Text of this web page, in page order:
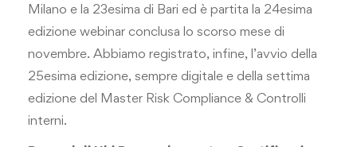
Milano e la 23esima di Bari ed è partita la 24esima
edizione webinar conclusa lo scorso mese di
novembre. Abbiamo registrato, infine, l’avvio della
25esima edizione, sempre digitale e della settima
edizione del Master Risk Compliance & Controlli
interni.